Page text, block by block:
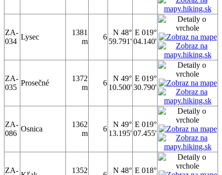
ZA-
034
Lysec
1381
m
6
N 48°
59.791'
E 019°
04.140'
ZA-
035
Prosečné
1372
m
6
N 49°
10.500'
E 019°
30.790'
ZA-
086
Osnica
1362
m
6
N 49°
13.195'
E 019°
07.455'
ZA-
1352
N 48° E 018°